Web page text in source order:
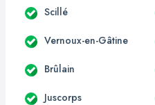
Scillé
Vernoux-en-Gâtine
Brûlain
Juscorps